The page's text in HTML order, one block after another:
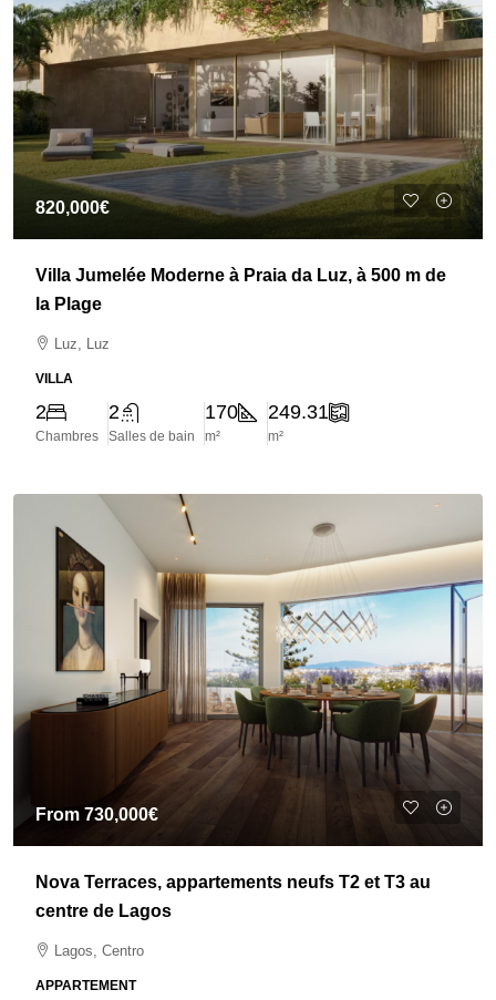
820,000€
Villa Jumelée Moderne à Praia da Luz, à 500 m de
la Plage
Luz, Luz
VILLA
2
Chambres
2
Salles de bain
170
m²
249.31
m²
From 730,000€
Nova Terraces, appartements neufs T2 et T3 au
centre de Lagos
Lagos, Centro
APPARTEMENT